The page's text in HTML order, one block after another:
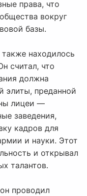
права, что
вокруг
базы.
находилось
считал, что
должна
элиты, преданной
лицеи —
заведения,
кадров для
и науки. Этот
и открывал
талантов.
проводил